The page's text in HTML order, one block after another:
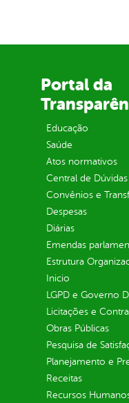
Portal da
Educação
Saúde
Atos normativos
Central de Dúvidas
Convênios e
Despesas
Diárias
Emendas
Estrutura
Inicio
LGPD e Governo
Licitações e
Obras Públicas
Pesquisa de
Planejamento e
Receitas
Recursos